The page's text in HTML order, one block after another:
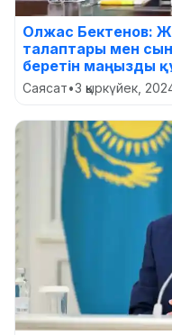
Олжас Бектенов:
талаптары мен
беретін маңызды
Саясат•3 қыркүйек,